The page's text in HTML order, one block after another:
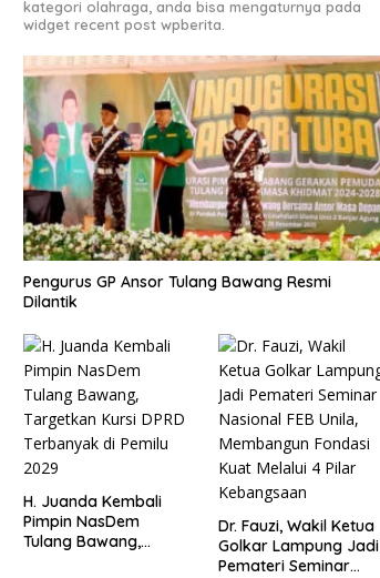
kategori olahraga, anda bisa mengaturnya pada
widget recent post wpberita.
Pengurus GP Ansor Tulang Bawang Resmi
Dilantik
H. Juanda Kembali
Pimpin NasDem
Tulang Bawang,
Dr. Fauzi, Wakil Ketua
Golkar Lampung Jadi
Pemateri Seminar